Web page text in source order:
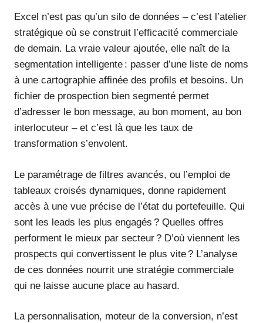
Excel n’est pas qu’un silo de données – c’est l’atelier
stratégique où se construit l’efficacité commerciale
de demain. La vraie valeur ajoutée, elle naît de la
segmentation intelligente : passer d’une liste de noms
à une cartographie affinée des profils et besoins. Un
fichier de prospection bien segmenté permet
d’adresser le bon message, au bon moment, au bon
interlocuteur – et c’est là que les taux de
transformation s’envolent.
Le paramétrage de filtres avancés, ou l’emploi de
tableaux croisés dynamiques, donne rapidement
accès à une vue précise de l’état du portefeuille. Qui
sont les leads les plus engagés ? Quelles offres
performent le mieux par secteur ? D’où viennent les
prospects qui convertissent le plus vite ? L’analyse
de ces données nourrit une stratégie commerciale
qui ne laisse aucune place au hasard.
La personnalisation, moteur de la conversion, n’est